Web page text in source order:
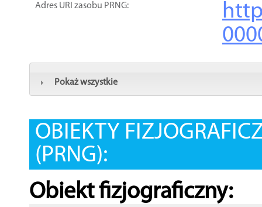
Adres URI zasobu PRNG:
Pokaż wszystkie
OBIEKTY
(PRNG):
Obiekt fizjograficzny: